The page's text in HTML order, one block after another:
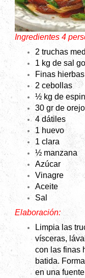
Ingredientes 4
2 truchas
1 kg de sal
Finas hierbas
2 cebollas
½ kg de
30 gr de
4 dátiles
1 huevo
1 clara
½ manzana
Azúcar
Vinagre
Aceite
Sal
Elaboración:
Limpia las
vísceras,
con las finas
batida.
en una